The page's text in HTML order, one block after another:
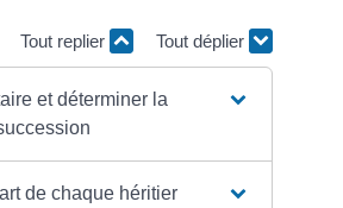
Tout replier Tout déplier
et déterminer la
de chaque héritier